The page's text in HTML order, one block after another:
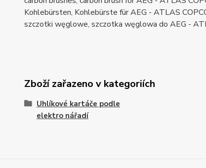
Kohlebürsten, Kohlebürste für AEG - ATLAS
szczotki węglowe, szczotka węglowa do AEG -
Zboží zařazeno v kategoriích
Uhlíkové kartáče podle
elektro nářadí